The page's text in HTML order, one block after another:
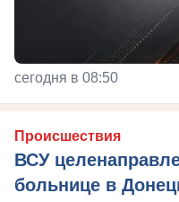
сегодня в 08:50
Происшествия
ВСУ
больнице в